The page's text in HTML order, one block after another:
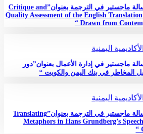
الأكاديمية اليمنية تناقش رسالة ماجستير في الترجمة بعنوان”Critique and
Quality Assessment of the English
Drawn from
الأكاديمية اليمنية
ماجستير في إدارة الأعمال بعنوان”دور
المخاطر في بنك اليمن والكويت “
الأكاديمية اليمنية
الأكاديمية اليمنية تناقش رسالة ماجستير في الترجمة بعنوان”Translating
Metaphors in Hans Grundberg’s